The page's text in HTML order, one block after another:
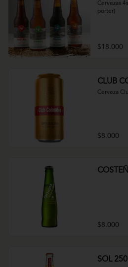
Cervezas
porter)
$18.000
CLUB
Cerveza
$8.000
$8.000
SOL